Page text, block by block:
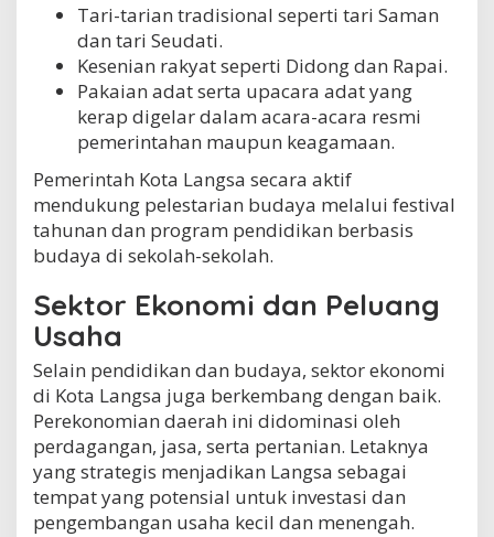
Tari-tarian tradisional seperti tari Saman
dan tari Seudati.
Kesenian rakyat seperti Didong dan Rapai.
Pakaian adat serta upacara adat yang
kerap digelar dalam acara-acara resmi
pemerintahan maupun keagamaan.
Pemerintah Kota Langsa secara aktif
mendukung pelestarian budaya melalui festival
tahunan dan program pendidikan berbasis
budaya di sekolah-sekolah.
Sektor Ekonomi dan Peluang
Usaha
Selain pendidikan dan budaya, sektor ekonomi
di Kota Langsa juga berkembang dengan baik.
Perekonomian daerah ini didominasi oleh
perdagangan, jasa, serta pertanian. Letaknya
yang strategis menjadikan Langsa sebagai
tempat yang potensial untuk investasi dan
pengembangan usaha kecil dan menengah.